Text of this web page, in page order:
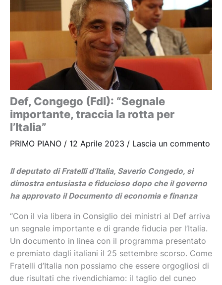
Def, Congego (FdI): “Segnale
importante, traccia la rotta per
l’Italia”
PRIMO PIANO / 12 Aprile 2023 / Lascia un commento
Il deputato di Fratelli d’Italia, Saverio Congedo, si
dimostra entusiasta e fiducioso dopo che il governo
ha approvato il Documento di economia e finanza
“Con il via libera in Consiglio dei ministri al Def arriva
un segnale importante e di grande fiducia per l’Italia.
Un documento in linea con il programma presentato
e premiato dagli italiani il 25 settembre scorso. Come
Fratelli d’Italia non possiamo che essere orgogliosi di
due risultati che rivendichiamo: il taglio del cuneo